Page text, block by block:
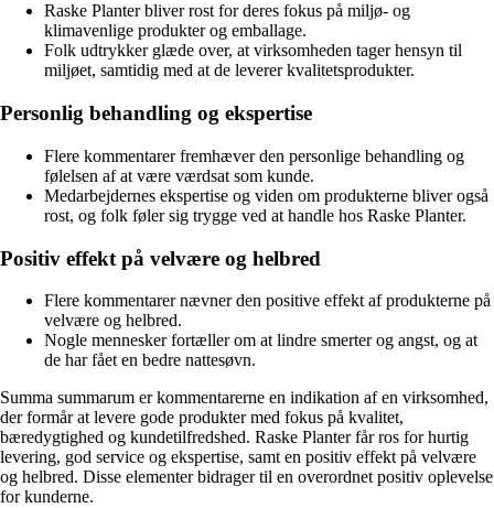
Raske Planter bliver rost for deres fokus på miljø- og
klimavenlige produkter og emballage.
Folk udtrykker glæde over, at virksomheden tager hensyn til
miljøet, samtidig med at de leverer kvalitetsprodukter.
Personlig behandling og ekspertise
Flere kommentarer fremhæver den personlige behandling og
følelsen af at være værdsat som kunde.
Medarbejdernes ekspertise og viden om produkterne bliver også
rost, og folk føler sig trygge ved at handle hos Raske Planter.
Positiv effekt på velvære og helbred
Flere kommentarer nævner den positive effekt af produkterne på
velvære og helbred.
Nogle mennesker fortæller om at lindre smerter og angst, og at
de har fået en bedre nattesøvn.
Summa summarum er kommentarerne en indikation af en virksomhed,
der formår at levere gode produkter med fokus på kvalitet,
bæredygtighed og kundetilfredshed. Raske Planter får ros for hurtig
levering, god service og ekspertise, samt en positiv effekt på velvære
og helbred. Disse elementer bidrager til en overordnet positiv oplevelse
for kunderne.